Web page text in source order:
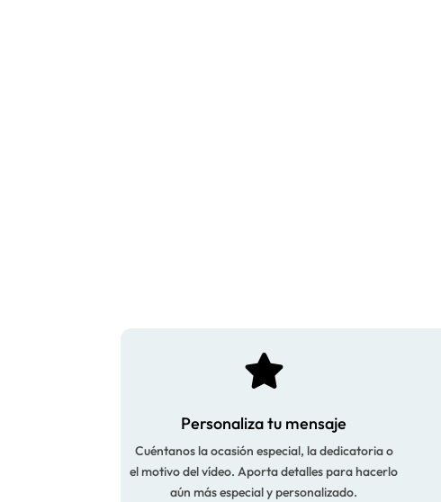

Personaliza tu mensaje
Cuéntanos la ocasión especial, la dedicatoria o
el motivo del vídeo. Aporta detalles para hacerlo
aún más especial y personalizado.